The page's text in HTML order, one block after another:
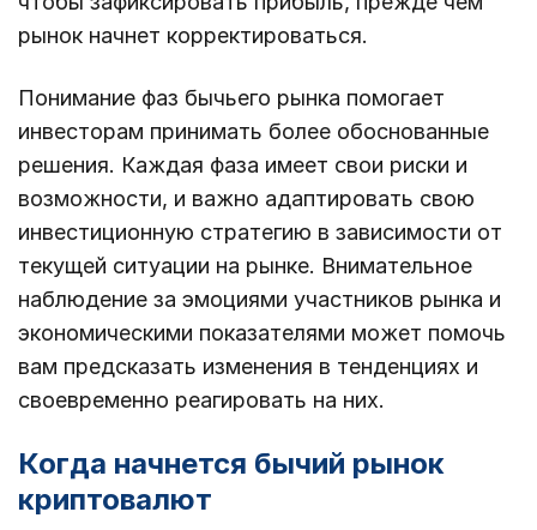
рынок начнет корректироваться.
Понимание фаз бычьего рынка помогает
инвесторам принимать более обоснованные
решения. Каждая фаза имеет свои риски и
возможности, и важно адаптировать свою
инвестиционную стратегию в зависимости от
текущей ситуации на рынке. Внимательное
наблюдение за эмоциями участников рынка и
экономическими показателями может помочь
вам предсказать изменения в тенденциях и
своевременно реагировать на них.
Когда начнется бычий рынок
криптовалют